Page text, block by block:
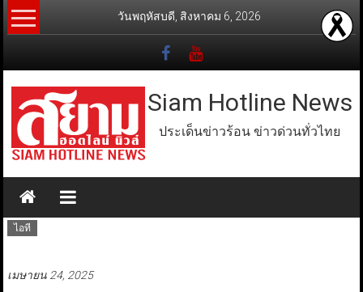
Skip
to
วันพฤหัสบดี, สิงหาคม 6, 2026
Siam Hotline News
ประเด็นข่าวร้อน ข่าวด่วนทั่วไทย
ไอที
เมษายน 24, 2025